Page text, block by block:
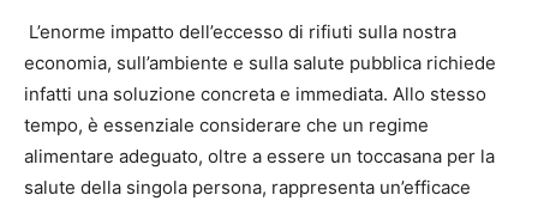
L’enorme impatto dell’eccesso di rifiuti sulla nostra
economia, sull’ambiente e sulla salute pubblica richiede
infatti una soluzione concreta e immediata. Allo stesso
tempo, è essenziale considerare che un regime
alimentare adeguato, oltre a essere un toccasana per la
salute della singola persona, rappresenta un’efficace